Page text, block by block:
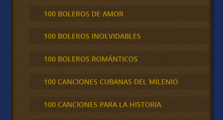
100 BOLEROS DE AMOR
100 BOLEROS INOLVIDABLES
100 BOLEROS ROMÁNTICOS
100 CANCIONES CUBANAS DEL MILENIO
100 CANCIONES PARA LA HISTORIA